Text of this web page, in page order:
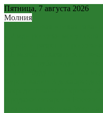
Пятница, 7 августа 2026
Молния